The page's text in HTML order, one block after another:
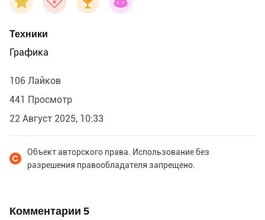
Техники
Графика
106 Лайков
441 Просмотр
22 Август 2025, 10:33
Объект авторского права. Использование без
разрешения правообладателя запрещено.
Комментарии 5